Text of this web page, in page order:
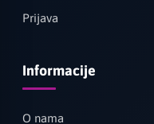
Prijava
Informacije
O nama